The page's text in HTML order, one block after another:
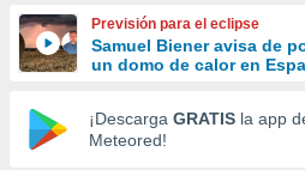
y
forma
digital
basada
Previsión para el eclipse
Samuel Biener avisa de
un domo de calor en
¡Descarga GRATIS la app
Meteored!